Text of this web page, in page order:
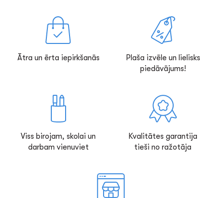
Ātra un ērta iepirkšanās
Plaša izvēle un lielisks
piedāvājums!
Viss birojam, skolai un
darbam vienuviet
Kvalitātes garantija
tieši no ražotāja